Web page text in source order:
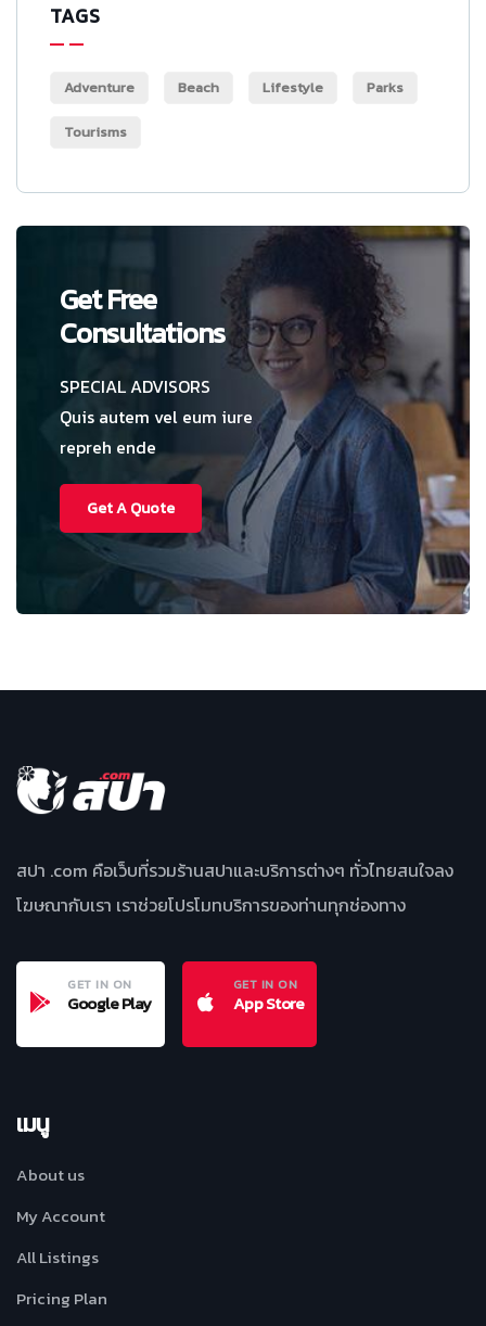
TAGS
Adventure Beach Lifestyle Parks
Tourisms
Get Free
Consultations
SPECIAL ADVISORS
Quis autem vel eum iure
repreh ende
Get A Quote
สปา .com คือเว็บที่รวมร้านสปาและบริการต่างๆ ทั่วไทยสนใจลง
โฆษณากับเรา เราช่วยโปรโมทบริการของท่านทุกช่องทาง
GET IN ON
Google Play
GET IN ON
App Store
เมนู
About us
My Account
All Listings
Pricing Plan